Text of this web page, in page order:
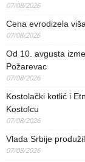
07/08/2026
Cena evrodizela
07/08/2026
Od 10. avgusta
Požarevac
07/08/2026
Kostolački kotlić i
Kostolcu
07/08/2026
Vlada Srbije
07/08/2026